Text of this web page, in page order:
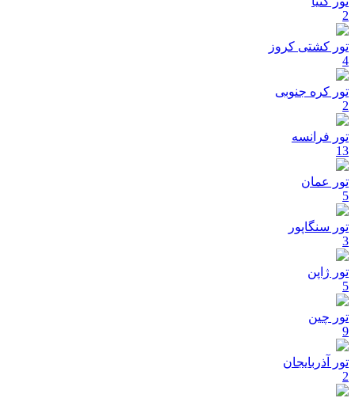
2
تور کشتی کروز
4
تور کره جنوبی
2
تور فرانسه
13
تور عمان
5
تور سنگاپور
3
تور ژاپن
5
تور چین
9
تور آذربایجان
2